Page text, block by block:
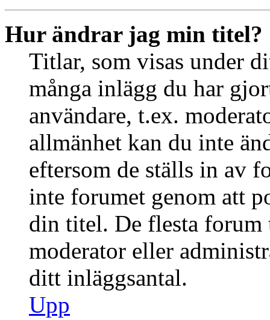
Hur ändrar jag min titel?
Titlar, som visas under
många inlägg du har
användare, t.ex.
allmänhet kan du inte
eftersom de ställs in av
inte forumet genom att
din titel. De flesta forum
moderator eller
ditt inläggsantal.
Upp